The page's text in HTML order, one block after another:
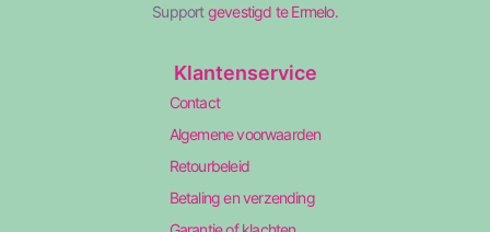
Supportgevestigd te Ermelo.
Klantenservice
Contact
Algemene voorwaarden
Retourbeleid
Betaling en verzending